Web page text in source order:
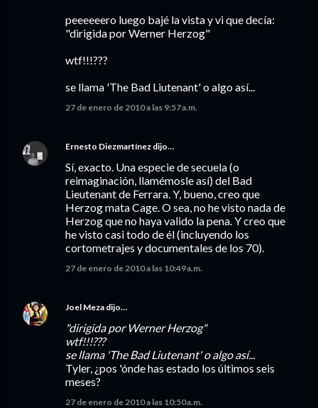
peeeeeero luego bajé la vista y vi que decía:
"dirigida por Werner Herzog"
wtf!!!???
se llama 'The Bad Liutenant' o algo así...
27 de enero de 2010 a las 9:57 a.m.
Ernesto Diezmartínez dijo…
Sí, exacto. Una especie de secuela (o
reimaginación, llamémosle así) del Bad
Lieutenant de Ferrara. Y, bueno, creo que
Herzog mata Cage. O sea, no he visto nada de
Herzog que no haya valido la pena. Y creo que
he visto casi todo de él (incluyendo los
cortometrajes y documentales de los 70).
27 de enero de 2010 a las 10:49 a.m.
Joel Meza dijo…
"dirigida por Werner Herzog"
wtf!!!???
se llama 'The Bad Liutenant' o algo así...
Tyler, ¿pos 'ónde has estado los últimos seis
meses?
27 de enero de 2010 a las 10:50 a.m.